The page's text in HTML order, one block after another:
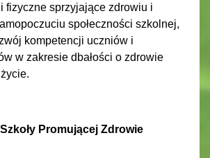
i fizyczne sprzyjające zdrowiu i
społeczności szkolnej,
kompetencji uczniów i
w zakresie dbałości o zdrowie
Promującej Zdrowie